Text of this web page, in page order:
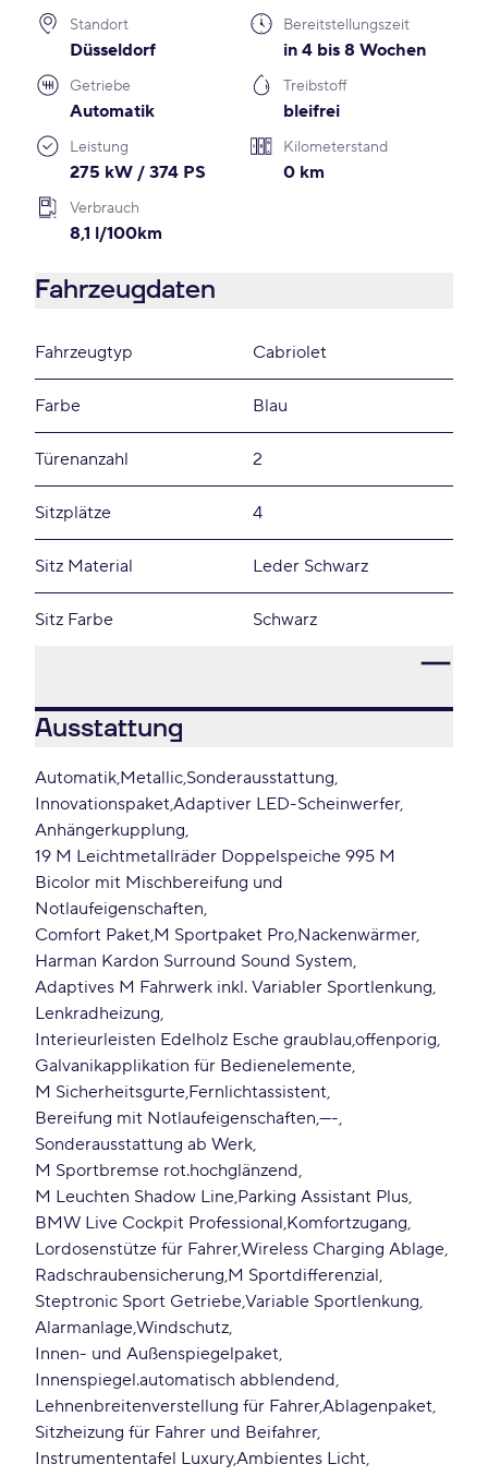
Standort
Düsseldorf
Bereitstellungszeit
in 4 bis 8 Wochen
Getriebe
Automatik
Treibstoff
bleifrei
Leistung
275 kW / 374 PS
Kilometerstand
0 km
Verbrauch
8,1 l/100km
Fahrzeugdaten
Fahrzeugtyp Cabriolet
Farbe Blau
Türenanzahl 2
Sitzplätze 4
Sitz Material Leder Schwarz
Sitz Farbe Schwarz
Ausstattung
Automatik Metallic Sonderausstattung
InnovationspaketAdaptiver LED-Scheinwerfer
Anhängerkupplung
19 M Leichtmetallräder Doppelspeiche 995 M
Bicolor mit Mischbereifung und
Notlaufeigenschaften
Comfort Paket M Sportpaket Pro Nackenwärmer
Harman Kardon Surround Sound System
Adaptives M Fahrwerk inkl. Variabler Sportlenkung
Lenkradheizung
Interieurleisten Edelholz Esche graublau offenporig
Galvanikapplikation für Bedienelemente
M Sicherheitsgurte Fernlichtassistent
Bereifung mit Notlaufeigenschaften ----
Sonderausstattung ab Werk
M Sportbremse rot.hochglänzend
M Leuchten Shadow Line Parking Assistant Plus
BMW Live Cockpit Professional Komfortzugang
Lordosenstütze für FahrerWireless Charging Ablage
Radschraubensicherung M Sportdifferenzial
Steptronic Sport GetriebeVariable Sportlenkung
AlarmanlageWindschutz
Innen- und Außenspiegelpaket
Innenspiegel.automatisch abblendend
Lehnenbreitenverstellung für FahrerAblagenpaket
Sitzheizung für Fahrer und Beifahrer
Instrumententafel LuxuryAmbientes Licht